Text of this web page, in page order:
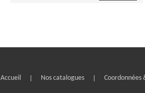
Accueil | Nos catalogues | Coordonnées